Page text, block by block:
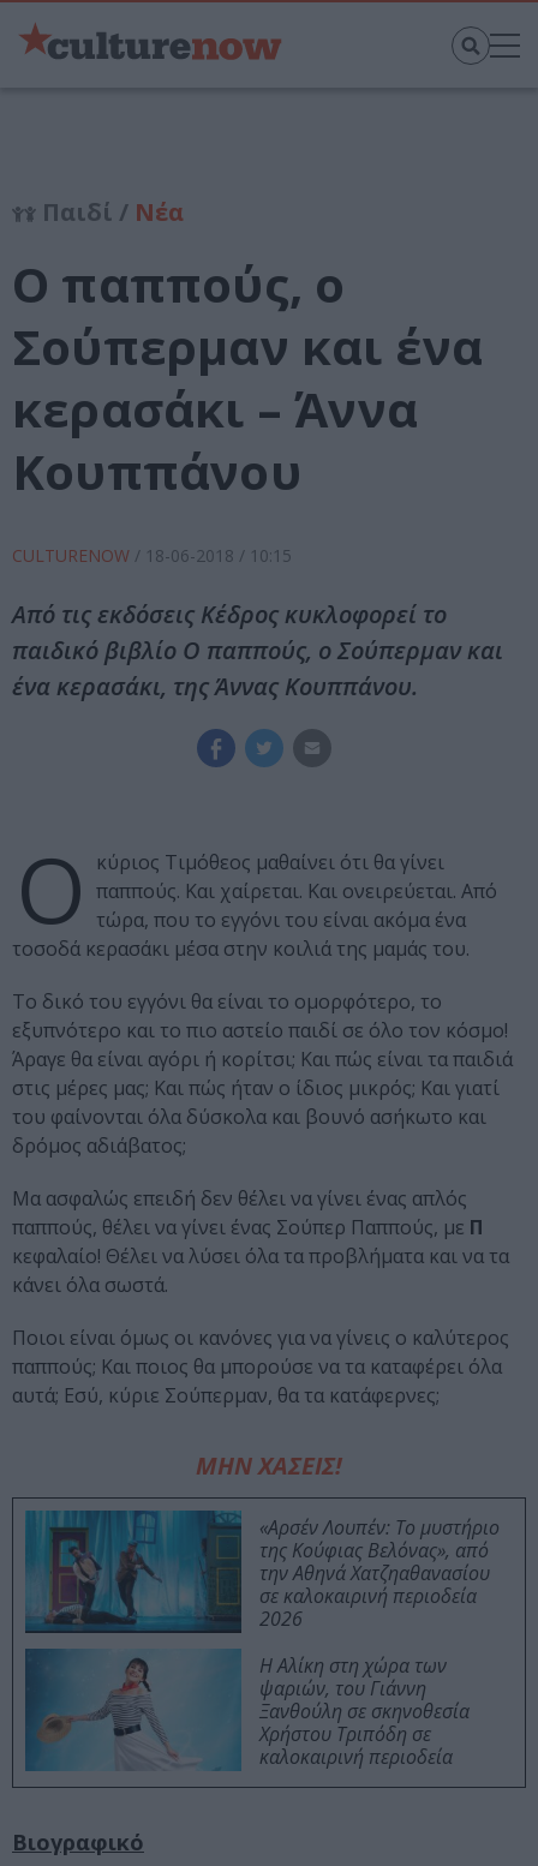
Παιδί / Νέα
Ο παππούς, ο
Σούπερμαν και ένα
κερασάκι – Άννα
Κουππάνου
CULTURENOW / 18-06-2018 / 10:15
Από τις εκδόσεις Κέδρος κυκλοφορεί το
παιδικό βιβλίο Ο παππούς, ο Σούπερμαν και
ένα κερασάκι, της Άννας Κουππάνου.
Ο
κύριος Τιμόθεος μαθαίνει ότι θα γίνει
παππούς. Και χαίρεται. Και ονειρεύεται. Από
τώρα, που το εγγόνι του είναι ακόμα ένα
τοσοδά κερασάκι μέσα στην κοιλιά της μαμάς του.
Το δικό του εγγόνι θα είναι το ομορφότερο, το
εξυπνότερο και το πιο αστείο παιδί σε όλο τον κόσμο!
Άραγε θα είναι αγόρι ή κορίτσι; Και πώς είναι τα παιδιά
στις μέρες μας; Και πώς ήταν ο ίδιος μικρός; Και γιατί
του φαίνονται όλα δύσκολα και βουνό ασήκωτο και
δρόμος αδιάβατος;
Μα ασφαλώς επειδή δεν θέλει να γίνει ένας απλός
παππούς, θέλει να γίνει ένας Σούπερ Παππούς, με Π
κεφαλαίο! Θέλει να λύσει όλα τα προβλήματα και να τα
κάνει όλα σωστά.
Ποιοι είναι όμως οι κανόνες για να γίνεις ο καλύτερος
παππούς; Και ποιος θα μπορούσε να τα καταφέρει όλα
αυτά; Εσύ, κύριε Σούπερμαν, θα τα κατάφερνες;
ΜΗΝ ΧΑΣΕΙΣ!
«Αρσέν Λουπέν: Το μυστήριο
της Κούφιας Βελόνας», από
την Αθηνά Χατζηαθανασίου
σε καλοκαιρινή περιοδεία
2026
Η Αλίκη στη χώρα των
ψαριών, του Γιάννη
Ξανθούλη σε σκηνοθεσία
Χρήστου Τριπόδη σε
καλοκαιρινή περιοδεία
Βιογραφικό